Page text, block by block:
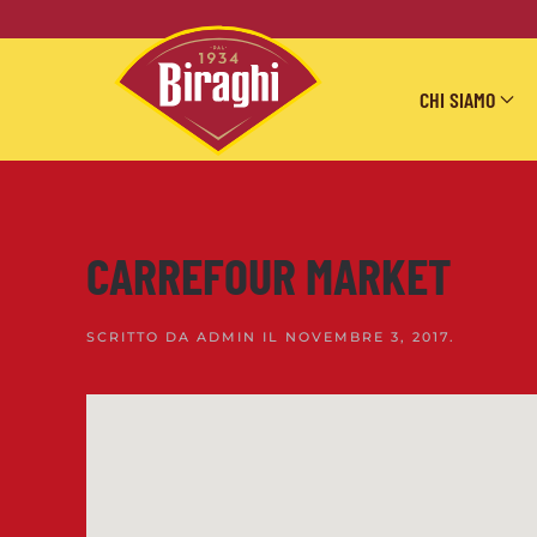
Skip to main content
CHI SIAMO
CARREFOUR MARKET
SCRITTO DA ADMIN IL NOVEMBRE 3, 2017.